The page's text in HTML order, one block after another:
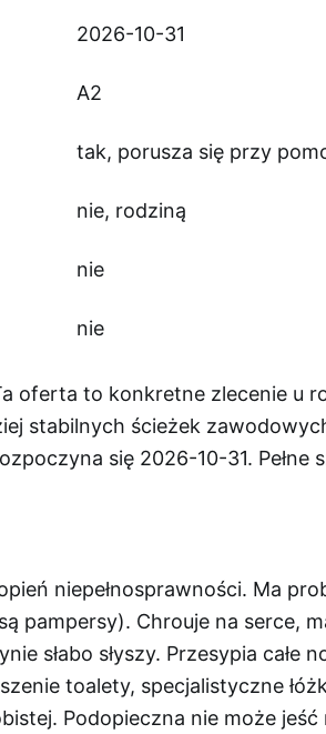
2026-10-31
A2
tak, porusza się przy
nie, rodziną
nie
nie
oferta to konkretne zlecenie u
stabilnych ścieżek
się 2026-10-31. Pełne
niepełnosprawności. Ma
pampersy). Chrouje na serce,
słabo słyszy. Przesypia
toalety, specjalistyczne
Podopieczna nie może